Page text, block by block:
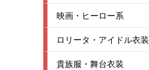
映画・ヒーロー系
ロリータ・アイドル衣装
貴族服・舞台衣装